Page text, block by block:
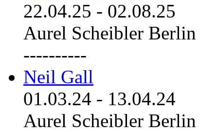
22.04.25 - 02.08.25
Aurel Scheibler Berlin
----------
Neil Gall
01.03.24 - 13.04.24
Aurel Scheibler Berlin